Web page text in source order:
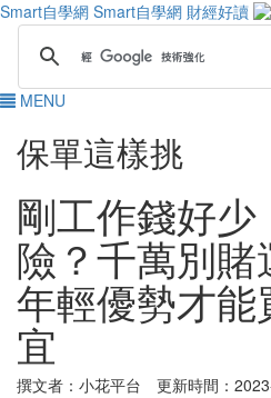
Smart自學網 Smart自學網 財經好讀
MENU
保單這樣挑
剛工作錢好
險？千萬別賭
年輕優勢才能
宜
撰文者：小花平台 更新時間：